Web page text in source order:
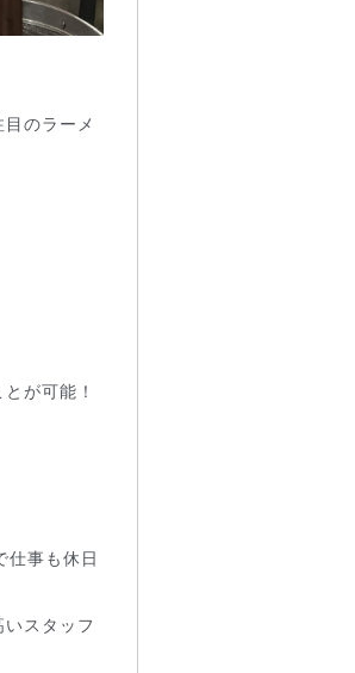
のラーメ
が可能！
仕事も休日
スタッフ